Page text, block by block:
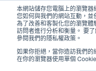
本網站儲存您電腦上的瀏覽
您如何與我們的網站互動，
為了改善和客製化您的瀏覽
訪問者進行分析和衡量。 要
參閱我們的隱私權政策。
如果你拒絕，當你造訪我們
在你的瀏覽器使用單個